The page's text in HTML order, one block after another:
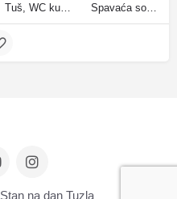
Stan na dan Tuzla